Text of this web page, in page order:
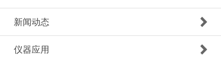
新闻动态
仪器应用